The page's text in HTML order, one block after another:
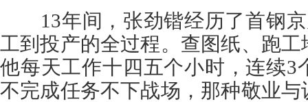
13年间，张劲锴经历了首钢京
工到投产的全过程。查图纸、跑
他每天工作十四五个小时，连续3
不完成任务不下战场，那种敬业